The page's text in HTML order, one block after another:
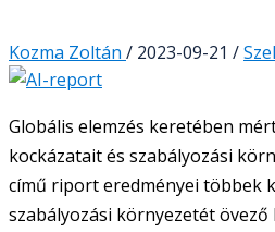
Kozma Zoltán / 2023-09-21 /
Globális elemzés keretében
kockázatait és szabályozási
című riport eredményei többek
szabályozási környezetét